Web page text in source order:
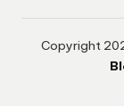
Copyright